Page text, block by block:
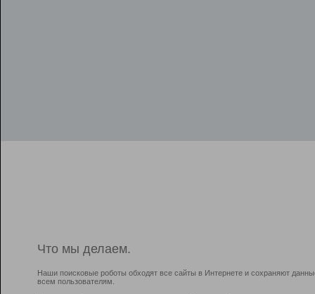
Что мы делаем.
Наши поисковые роботы обходят все сайты в Интернете и сохраняют
всем пользователям.